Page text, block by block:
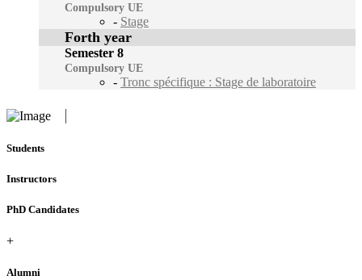
Compulsory UE
- Stage
Forth year
Semester 8
Compulsory UE
- Tronc spécifique : Stage de laboratoire
Students
Instructors
PhD Candidates
+
Alumni